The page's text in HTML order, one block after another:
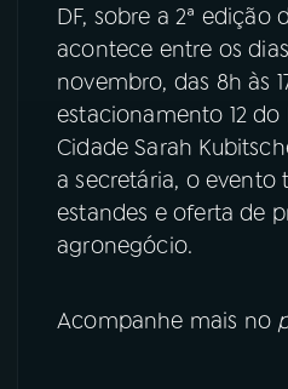
DF, sobre a 2ª edição
acontece entre os
novembro, das 8h às
estacionamento 12 do
Cidade Sarah
a secretária, o evento
estandes e oferta de
agronegócio.
Acompanhe mais no